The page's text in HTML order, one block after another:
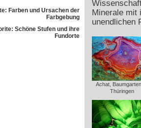
Farben und Ursachen der
Farbgebung
Schöne Stufen und ihre
Fundorte
Minerale mit
unendlichen
Achat,
Thüringen